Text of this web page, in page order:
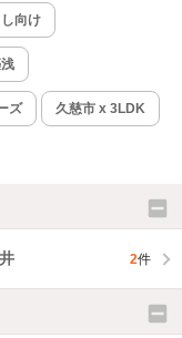
向け
ズ 久慈市 x 3LDK
2件